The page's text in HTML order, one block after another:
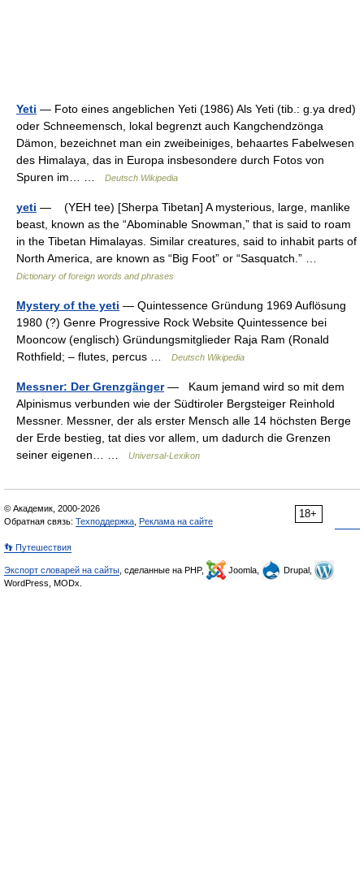
Yeti — Foto eines angeblichen Yeti (1986) Als Yeti (tib.: g.ya dred)
oder Schneemensch, lokal begrenzt auch Kangchendzönga
Dämon, bezeichnet man ein zweibeiniges, behaartes Fabelwesen
des Himalaya, das in Europa insbesondere durch Fotos von
Spuren im… …
Deutsch Wikipedia
yeti — (YEH tee) [Sherpa Tibetan] A mysterious, large, manlike
beast, known as the “Abominable Snowman,” that is said to roam
in the Tibetan Himalayas. Similar creatures, said to inhabit parts of
North America, are known as “Big Foot” or “Sasquatch.” …
Dictionary of foreign words and phrases
Mystery of the yeti — Quintessence Gründung 1969 Auflösung
1980 (?) Genre Progressive Rock Website Quintessence bei
Mooncow (englisch) Gründungsmitglieder Raja Ram (Ronald
Rothfield; – flutes, percus …
Deutsch Wikipedia
Messner: Der Grenzgänger— Kaum jemand wird so mit dem
Alpinismus verbunden wie der Südtiroler Bergsteiger Reinhold
Messner. Messner, der als erster Mensch alle 14 höchsten Berge
der Erde bestieg, tat dies vor allem, um dadurch die Grenzen
seiner eigenen… …
Universal-Lexikon
18+
© Академик, 2000-2026
Обратная связь: Техподдержка Реклама на сайте
👣 Путешествия
Экспорт словарей на сайты , сделанные на PHP, Joomla,
Drupal,
WordPress, MODx.